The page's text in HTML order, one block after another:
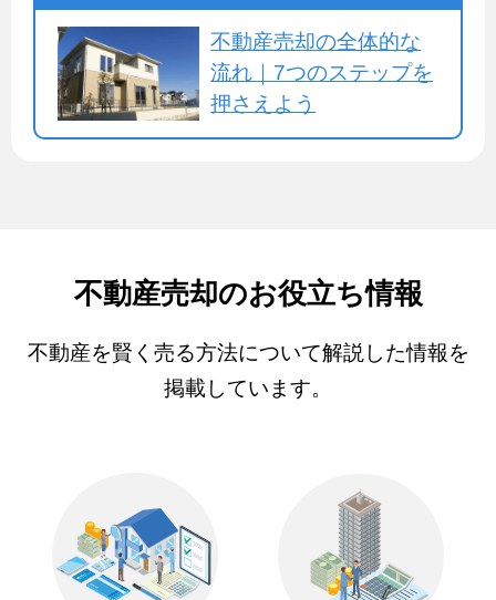
不動産売却の全体的な
流れ｜7つのステップを
押さえよう
不動産売却のお役立ち情報
不動産を賢く売る方法について解説した情報を
掲載しています。